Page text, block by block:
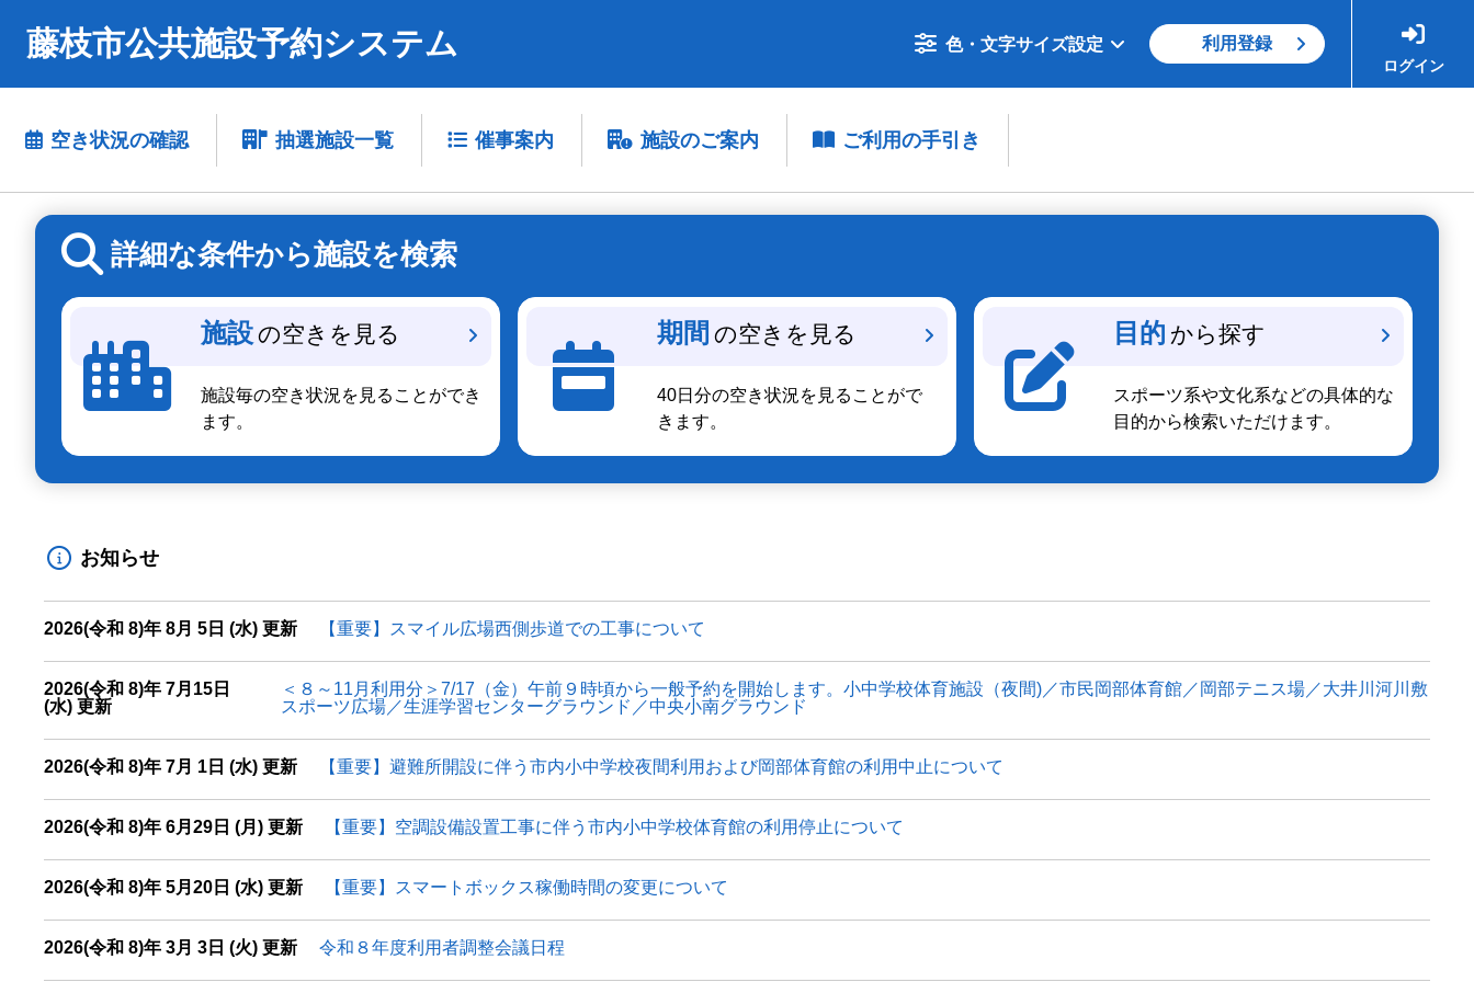
藤枝市公共施設予約システム 色・文字サイズ設定 利用登録
ログイン
空き状況の確認 抽選施設一覧 催事案内 施設のご案内 ご利用の手引き
詳細な条件から施設を検索
施設の空きを見る
施設毎の空き状況を見ることができ
ます。
期間 の空きを見る
40日分の空き状況を見ることがで
きます。
目的 から探す
スポーツ系や文化系などの具体的な
目的から検索いただけます。
お知らせ
2026(令和 8)年 8月 5日 (水) 更新 【重要】スマイル広場西側歩道での工事について
2026(令和 8)年 7月15日
(水) 更新
＜８～11月利用分＞7/17（金）午前９時頃から一般予約を開始します。小中学校体育施設（夜間)／市民岡部体育館／岡部テニス場／大井川河川敷
スポーツ広場／生涯学習センターグラウンド／中央小南グラウンド
2026(令和 8)年 7月 1日 (水) 更新 【重要】避難所開設に伴う市内小中学校夜間利用および岡部体育館の利用中止について
2026(令和 8)年 6月29日 (月) 更新 【重要】空調設備設置工事に伴う市内小中学校体育館の利用停止について
2026(令和 8)年 5月20日 (水) 更新 【重要】スマートボックス稼働時間の変更について
2026(令和 8)年 3月 3日 (火) 更新 令和８年度利用者調整会議日程